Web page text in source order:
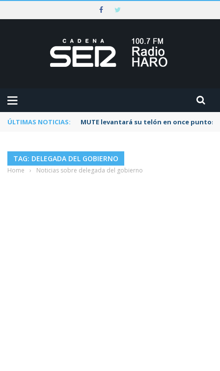
ÚLTIMAS NOTICIAS: Rescatado un ciclista accidentado en un
TAG: DELEGADA DEL GOBIERNO
Home › Noticias sobre delegada del gobierno